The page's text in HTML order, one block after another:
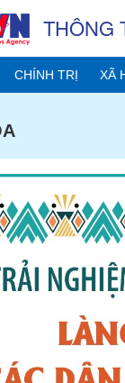
THÔNG
CHÍNH TRỊ XÃ